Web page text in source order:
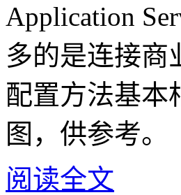
Application
多的是连接商
配置方法基本
图，供参考。
阅读全文